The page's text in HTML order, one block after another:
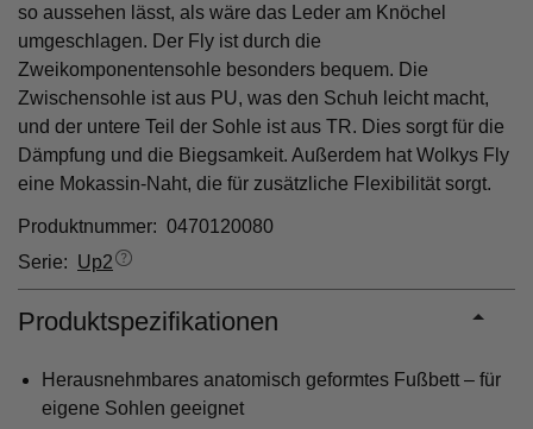
so aussehen lässt, als wäre das Leder am Knöchel
umgeschlagen. Der Fly ist durch die
Zweikomponentensohle besonders bequem. Die
Zwischensohle ist aus PU, was den Schuh leicht macht,
und der untere Teil der Sohle ist aus TR. Dies sorgt für die
Dämpfung und die Biegsamkeit. Außerdem hat Wolkys Fly
eine Mokassin-Naht, die für zusätzliche Flexibilität sorgt.
Produktnummer: 0470120080
Serie: Up2
Produktspezifikationen
Herausnehmbares anatomisch geformtes Fußbett – für
eigene Sohlen geeignet